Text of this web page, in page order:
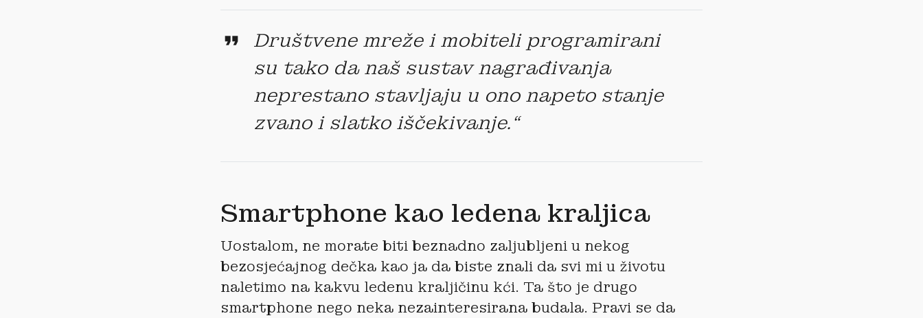
Društvene mreže i mobiteli programirani
su tako da naš sustav nagrađivanja
neprestano stavljaju u ono napeto stanje
zvano i slatko iščekivanje.“
Smartphone kao ledena kraljica
Uostalom, ne morate biti beznadno zaljubljeni u nekog
bezosjećajnog dečka kao ja da biste znali da svi mi u životu
naletimo na kakvu ledenu kraljičinu kći. Ta što je drugo
smartphone nego neka nezainteresirana budala. Pravi se da